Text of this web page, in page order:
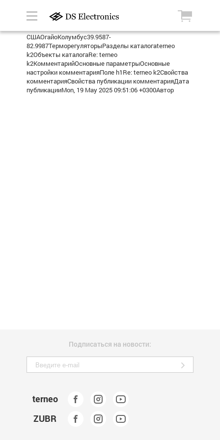
СШАОгайоКолумбус39.9587-
82.9987ТерморегуляторыРазделы каталогаterneo
k2Объекты каталогаRe: terneo
k2КомментарийОсновные параметрыОсновные
настройки комментарияПоле h1Re: terneo k2Свойства
комментарияСвойства публикации комментарияДата
публикацииMon, 19 May 2025 09:51:06 +0300Автор
Подписаться на новости:
terneo
ZUBR